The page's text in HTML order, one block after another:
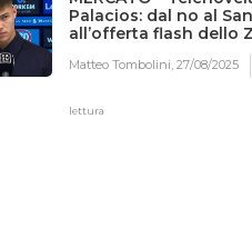
Palacios: dal no al
all’offerta flash dello
Matteo Tombolini,27/08/2025
lettura